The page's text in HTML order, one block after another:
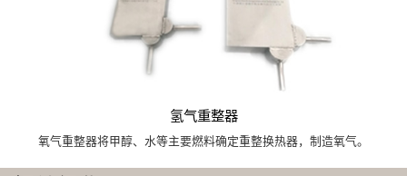
氢气重整器
氧气重整器将甲醇、水等主要燃料确定重整换热器，制造氧气。